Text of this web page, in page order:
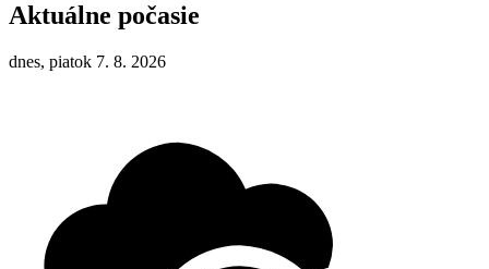
Aktuálne počasie
dnes, piatok 7. 8. 2026